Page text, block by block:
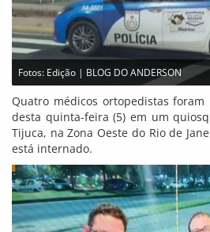
Fotos: Edição | BLOG DO ANDERSON
Quatro médicos ortopedistas
desta quinta-feira (5) em um
Tijuca, na Zona Oeste do Rio de
está internado.